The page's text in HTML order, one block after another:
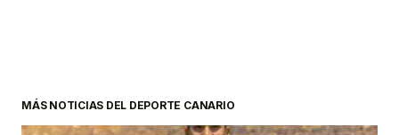
MÁS NOTICIAS DEL DEPORTE CANARIO